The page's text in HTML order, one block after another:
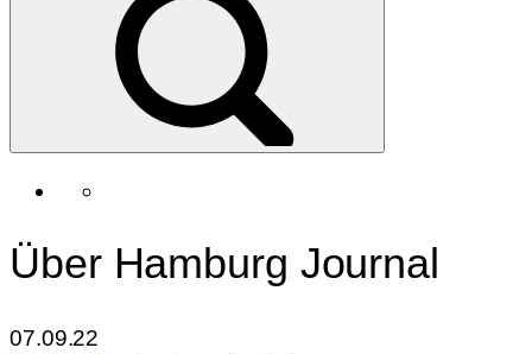
Über Hamburg Journal
07.09.22